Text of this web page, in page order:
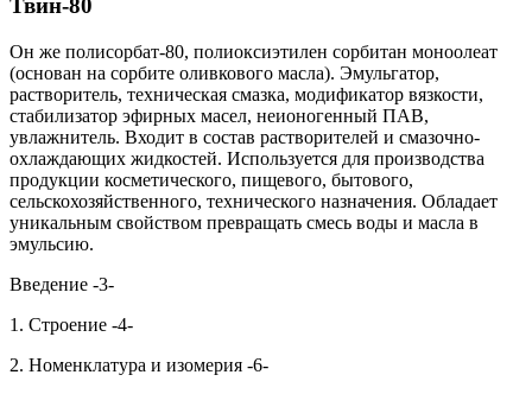
Твин-80
Он же полисорбат-80, полиоксиэтилен сорбитан моноолеат
(основан на сорбите оливкового масла). Эмульгатор,
растворитель, техническая смазка, модификатор вязкости,
стабилизатор эфирных масел, неионогенный ПАВ,
увлажнитель. Входит в состав растворителей и смазочно-
охлаждающих жидкостей. Используется для производства
продукции косметического, пищевого, бытового,
сельскохозяйственного, технического назначения. Обладает
уникальным свойством превращать смесь воды и масла в
эмульсию.
Введение -3-
1. Строение -4-
2. Номенклатура и изомерия -6-